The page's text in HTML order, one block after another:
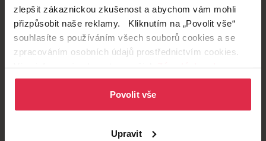
zlepšit zákaznickou zkušenost a abychom vám mohli
přizpůsobit naše reklamy. Kliknutím na „Povolit vše“
souhlasíte s používáním všech souborů cookies a se
zpracováním osobních údajů prostřednictvím cookies.
osobních údajů.
Povolit vše
Upravit
Doručení zdarma
při nákupu nad 1 200 Kč
Věrnostní slevy
ušetřete s Teta klubem
Vyzvednutí na
Široká síť prodejen